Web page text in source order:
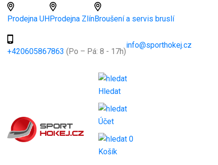
Prodejna UHProdejna ZlínBroušení a servis bruslí
+420605867863 (Po – Pá: 8 - 17h)
info@sporthokej.cz
Hledat
Účet
0
Košík